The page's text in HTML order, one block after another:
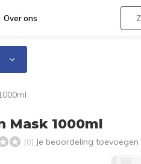
Over ons
Mask 1000ml
(0) Je beoordeling toevoegen